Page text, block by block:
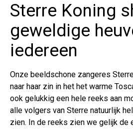
Sterre Koning
geweldige
iedereen
Onze beeldschone zangeres
naar haar zin in het het warme
ook gelukkig een hele reeks aan
alle volgers van Sterre natuurlijk
zien. In de reeks zien we gelijk